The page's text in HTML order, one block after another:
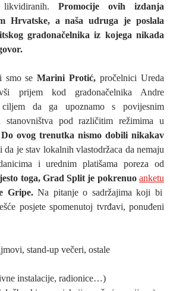
Promocije ovih izdanja
Hrvatske, a naša udruga je poslala
gradonačelnika iz kojega nikada
smo se Marini Protić,pročelnici Ureda
prijem kod gradonačelnika Andre
da ga upoznamo s povijesnim
stanovništva pod različitim režimima u
Do ovog trenutka nismo dobili nikakav
da je stav lokalnih vlastodržaca da nemaju
i urednim platišama poreza od
toga, Grad Split je pokrenuoanketu
Gripe. Na pitanje o sadržajima koji bi
posjete spomenutoj tvrđavi, ponuđeni
stand-up večeri, ostale
instalacije, radionice…)